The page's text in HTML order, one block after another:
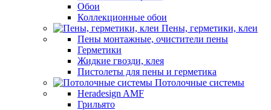
Обои
Коллекционные обои
Пены, герметики, клеи
Пены монтажные, очистители пены
Герметики
Жидкие гвозди, клея
Пистолеты для пены и герметика
Потолочные системы
Heradesign AMF
Грильято